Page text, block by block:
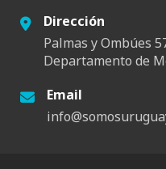
Dirección
Palmas y Ombúes
Departamento de
Email